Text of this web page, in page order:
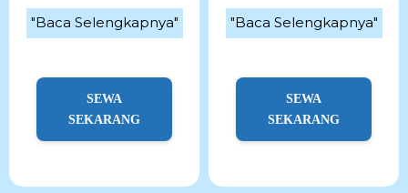
"Baca Selengkapnya"
SEWA
SEKARANG
"Baca Selengkapnya"
SEWA
SEKARANG